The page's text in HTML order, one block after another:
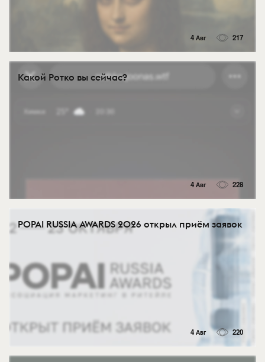
4 Авг 217
Какой Ротко вы сейчас?
4 Авг 228
POPAI RUSSIA AWARDS 2026 открыл приём заявок
4 Авг 220